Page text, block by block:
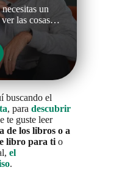
un
ver las cosas…
buscando el
, para descubrir
te guste leer
de los libros o a
libro para ti o
el
.